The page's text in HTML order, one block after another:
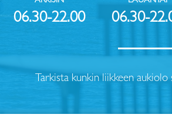
06.30-22.00 06.30-
Tarkista kunkin liikkeen